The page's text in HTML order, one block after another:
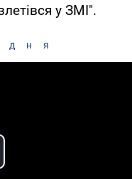
у ЗМІ".
дня
Video